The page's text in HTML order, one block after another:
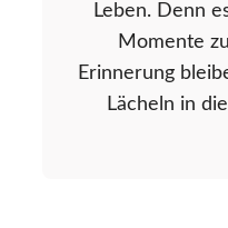
Leben. Denn
Momente
Erinnerung
Lächeln in